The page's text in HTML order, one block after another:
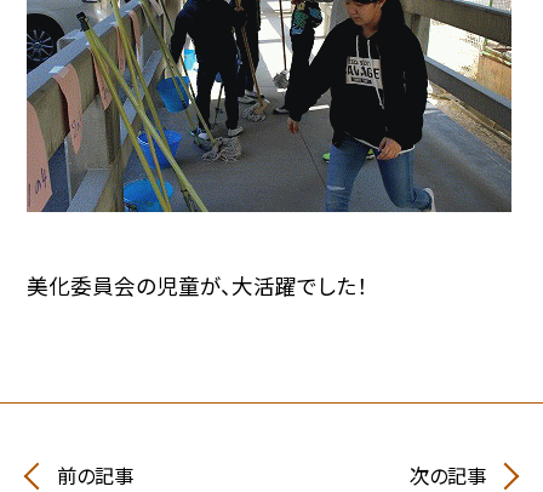
美化委員会の児童が、大活躍でした！
前の記事 次の記事